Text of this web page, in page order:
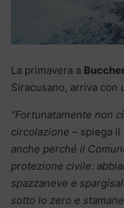
La primavera a
Siracusano, arriva con
“Fortunatamente non
circolazione – spiega il
anche perché il
protezione civile:
spazzaneve e
sotto lo zero e